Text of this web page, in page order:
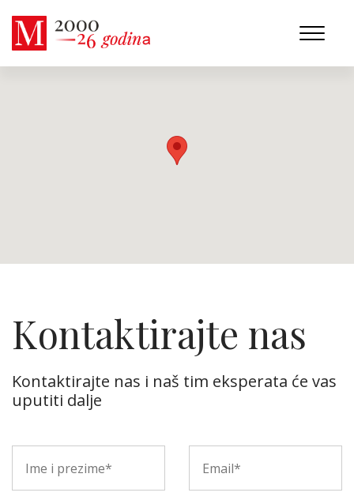
Kontaktirajte nas
Kontaktirajte nas i naš tim eksperata će vas
uputiti dalje